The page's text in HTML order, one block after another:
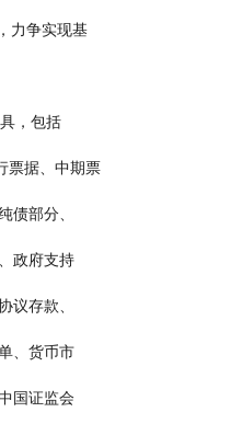
力争实现基
工具，包括
票据、中期票
纯债部分、
券、政府支持
协议存款、
存单、货币市
或中国证监会